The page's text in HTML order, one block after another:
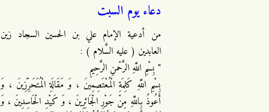
دعاء يوم السبت
من أدعية الإمام علي بن الحسين السجاد زين
العابدين ( عليه السَّلام ) :
" بِسْمِ اللَّهِ الرَّحْمنِ الرَّحِيمِ
بِسْمِ اللَّهِ كَلِمَةِ الْمُعْتَصِمِينَ ، وَ مَقَالَةِ الْمُتَحَرِّزِينَ ، وَ
أَعُوذُ بِاللَّهِ مِنْ جَوْرِ الْجَائِرِينَ ، وَ كَيْدِ الْحَاسِدِينَ ، وَ